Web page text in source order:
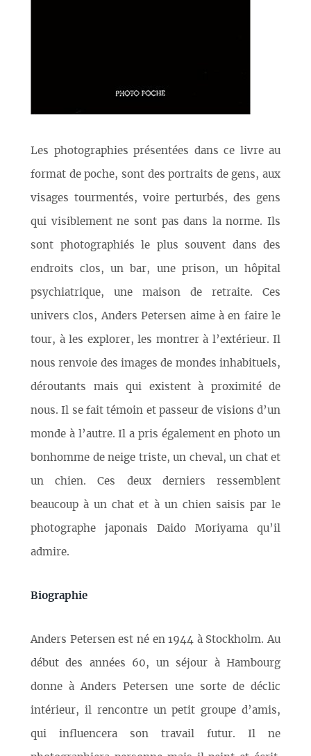
Les photographies présentées dans ce livre au
format de poche, sont des portraits de gens, aux
visages tourmentés, voire perturbés, des gens
qui visiblement ne sont pas dans la norme. Ils
sont photographiés le plus souvent dans des
endroits clos, un bar, une prison, un hôpital
psychiatrique, une maison de retraite. Ces
univers clos, Anders Petersen aime à en faire le
tour, à les explorer, les montrer à l’extérieur. Il
nous renvoie des images de mondes inhabituels,
déroutants mais qui existent à proximité de
nous. Il se fait témoin et passeur de visions d’un
monde à l’autre. Il a pris également en photo un
bonhomme de neige triste, un cheval, un chat et
un chien. Ces deux derniers ressemblent
beaucoup à un chat et à un chien saisis par le
photographe japonais Daido Moriyama qu’il
admire.
Biographie
Anders Petersen est né en 1944 à Stockholm. Au
début des années 60, un séjour à Hambourg
donne à Anders Petersen une sorte de déclic
intérieur, il rencontre un petit groupe d’amis,
qui influencera son travail futur. Il ne